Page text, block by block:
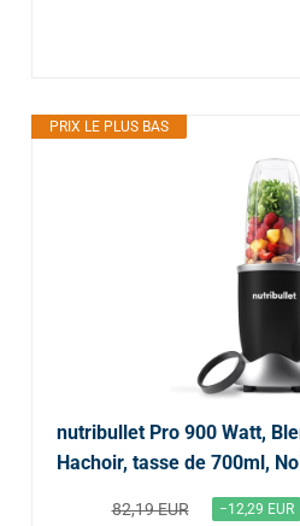
PRIX LE PLUS BAS
nutribullet Pro 900 Watt,
Hachoir, tasse de 700ml,
82,19 EUR −12,29 EUR